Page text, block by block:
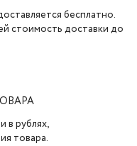
бесплатно.
стоимость доставки до
в рублях,
товара.